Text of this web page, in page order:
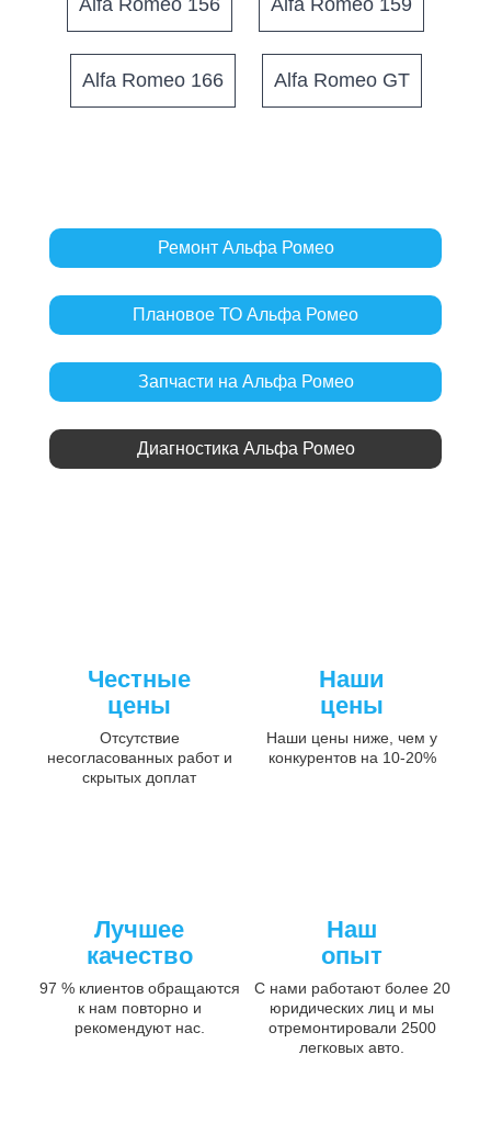
Alfa Romeo 156 Alfa Romeo 159
Alfa Romeo 166 Alfa Romeo GT
Ремонт Альфа Ромео
Плановое ТО Альфа Ромео
Запчасти на Альфа Ромео
Диагностика Альфа Ромео
Честные
цены
Отсутствие
несогласованных работ и
скрытых доплат
Наши
цены
Наши цены ниже, чем у
конкурентов на 10-20%
Лучшее
качество
97 % клиентов обращаются
к нам повторно и
рекомендуют нас.
Наш
опыт
С нами работают более 20
юридических лиц и мы
отремонтировали 2500
легковых авто.